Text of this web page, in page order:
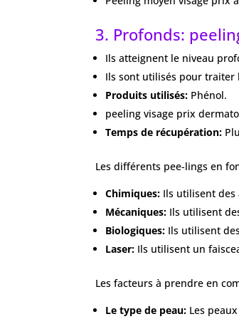
3. Profonds:
Ils atteignent le niveau
Ils sont utilisés pour traiter
Produits utilisés: Phénol.
peeling visage prix
Temps de récupération:
Les différents pee-lings en
Chimiques: Ils utilisent des
Mécaniques: Ils utilisent
Biologiques: Ils utilisent
Laser: Ils utilisent un
Les facteurs à prendre en
Le type de peau: Les